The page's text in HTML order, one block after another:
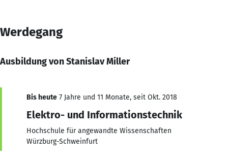
Werdegang
Ausbildung von Stanislav Miller
Bis heute 7 Jahre und 11 Monate, seit Okt. 2018
Elektro- und Informationstechnik
Hochschule für angewandte Wissenschaften
Würzburg-Schweinfurt